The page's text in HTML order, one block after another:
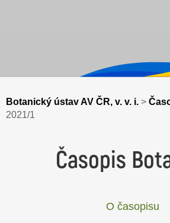
Botanický ústav AV ČR, v. v. i. >
2021/1
Časopis
O časopisu